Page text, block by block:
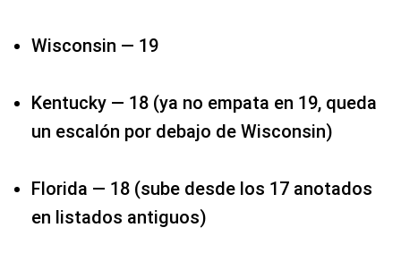
Wisconsin — 19​
Kentucky — 18 (ya no empata en 19, queda
un escalón por debajo de Wisconsin)​
Florida — 18​ (sube desde los 17 anotados
en listados antiguos)​